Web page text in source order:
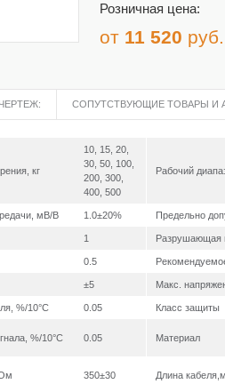
Розничная цена:
от 11 520 руб.
ЧЕРТЕЖ: СОПУТСТВУЮЩИЕ ТОВАРЫ И
кг
10, 15, 20,
30, 50, 100,
200, 300,
400, 500
Рабочий
мВ/В 1.0±20% Предельно
1 Разрушающая
0.5
±5 Макс.
%/10°С 0.05 Класс защиты
%/10°С 0.05 Материал
350±30 Длина